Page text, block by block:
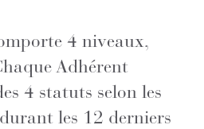
4 niveaux,
Adhérent
4 statuts selon les
les 12 derniers